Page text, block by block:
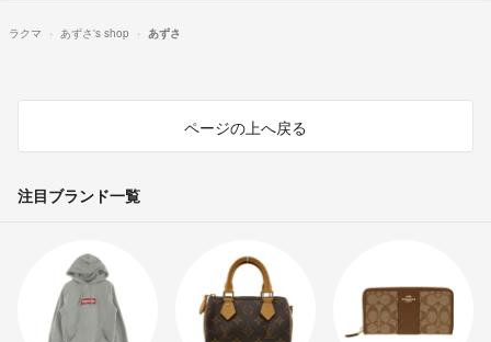
ラクマ あずさ's shop あずさ
ページの上へ戻る
注目ブランド一覧